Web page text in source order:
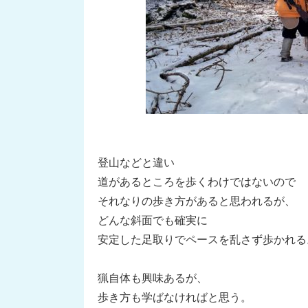
登山などと違い
道があるところを歩くわけではないので
それなりの歩き方があると思われるが、
どんな斜面でも確実に
安定した足取りでペースを乱さず歩かれ
猟自体も興味あるが、
歩き方も学ばなければと思う。